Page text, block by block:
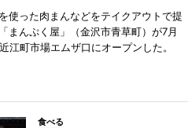
使った肉まんなどをテイクアウトで提
まんぷく屋」（金沢市青草町）が7月
江町市場エムザ口にオープンした。
食べる